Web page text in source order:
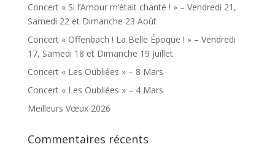
Concert « Si l’Amour m’était chanté ! » – Vendredi 21,
Samedi 22 et Dimanche 23 Août
Concert « Offenbach ! La Belle Époque ! » – Vendredi
17, Samedi 18 et Dimanche 19 Juillet
Concert « Les Oubliées » – 8 Mars
Concert « Les Oubliées » – 4 Mars
Meilleurs Vœux 2026
Commentaires récents